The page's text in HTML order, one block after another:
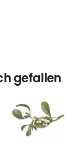
gefallen